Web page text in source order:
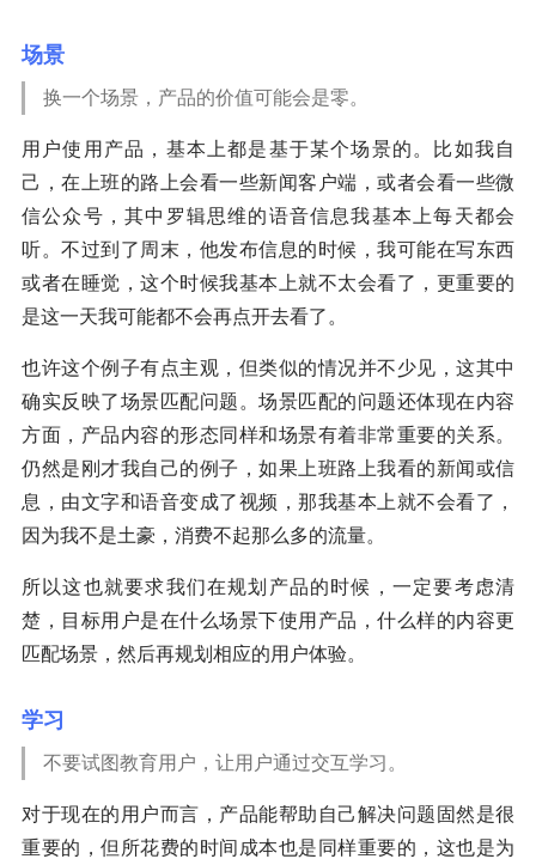
场景
换一个场景，产品的价值可能会是零。
用户使用产品，基本上都是基于某个场景的。比如我自
己，在上班的路上会看一些新闻客户端，或者会看一些微
信公众号，其中罗辑思维的语音信息我基本上每天都会
听。不过到了周末，他发布信息的时候，我可能在写东西
或者在睡觉，这个时候我基本上就不太会看了，更重要的
是这一天我可能都不会再点开去看了。
也许这个例子有点主观，但类似的情况并不少见，这其中
确实反映了场景匹配问题。场景匹配的问题还体现在内容
方面，产品内容的形态同样和场景有着非常重要的关系。
仍然是刚才我自己的例子，如果上班路上我看的新闻或信
息，由文字和语音变成了视频，那我基本上就不会看了，
因为我不是土豪，消费不起那么多的流量。
所以这也就要求我们在规划产品的时候，一定要考虑清
楚，目标用户是在什么场景下使用产品，什么样的内容更
匹配场景，然后再规划相应的用户体验。
学习
不要试图教育用户，让用户通过交互学习。
对于现在的用户而言，产品能帮助自己解决问题固然是很
重要的，但所花费的时间成本也是同样重要的，这也是为